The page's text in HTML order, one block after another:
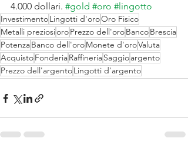
4.000 dollari. #gold #oro #lingotto
InvestimentoLingotti d'oroOro Fisico
Metalli preziosioroPrezzo dell'oroBancoBrescia
PotenzaBanco dell'oroMonete d'oroValuta
AcquistoFonderiaRaffineriaSaggioargento
Prezzo dell'argentoLingotti d'argento